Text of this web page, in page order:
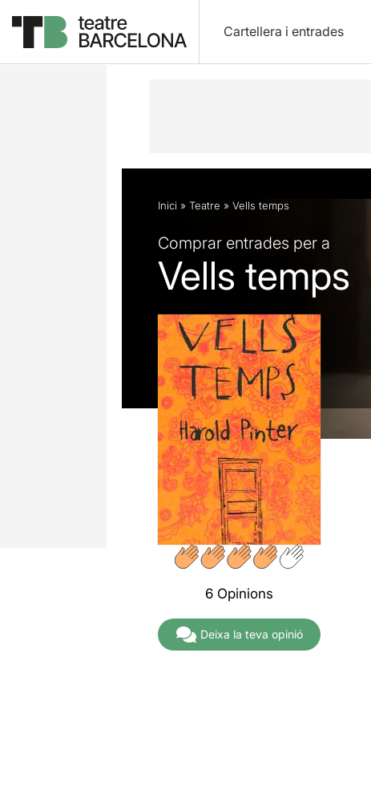
Cartellera i entrades
Descripció Fitxa artística Opinions
Inici » Teatre » Vells temps
Comprar entrades per a
Vells temps
6 Opinions
Deixa la teva opinió